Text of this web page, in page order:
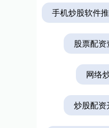
手机炒股软件
股票配
网络
炒股配资